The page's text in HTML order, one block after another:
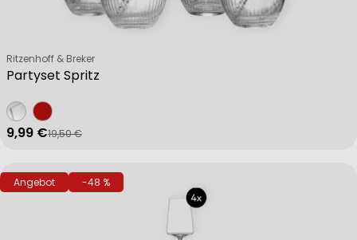
Partyset Spritz
Verkäufer:
Ritzenhoff & Breker
Verkaufspreis
9,99 €
Regulärer Preis
19,50 €
Angebot -48 %